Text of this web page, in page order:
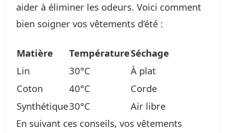
aider à éliminer les odeurs. Voici comment
bien soigner vos vêtements d’été :
Matière TempératureSéchage
Lin
30°C
À plat
Coton
40°C
Corde
Synthétique30°C
Air libre
En suivant ces conseils, vos vêtements